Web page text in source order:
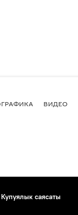
ВИДЕО
Купуялык саясаты